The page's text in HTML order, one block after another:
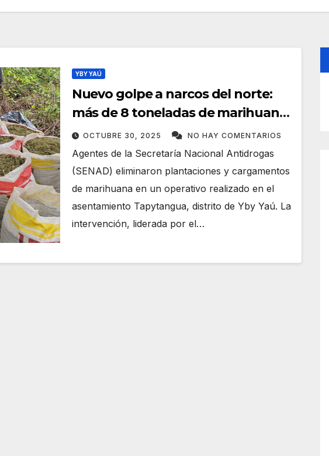
YBY YAÚ
Nuevo golpe a narcos del norte:
más de 8 toneladas de marihuana
fuera de circulación
OCTUBRE 30, 2025 NO HAY COMENTARIOS
Agentes de la Secretaría Nacional Antidrogas
(SENAD) eliminaron plantaciones y cargamentos
de marihuana en un operativo realizado en el
asentamiento Tapytangua, distrito de Yby Yaú. La
intervención, liderada por el…